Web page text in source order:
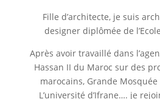
Fille d’architecte, je suis
designer diplômée de
Après avoir travaillé dans
Hassan II du Maroc sur des
marocains, Grande
L’université d’Ifrane…. je